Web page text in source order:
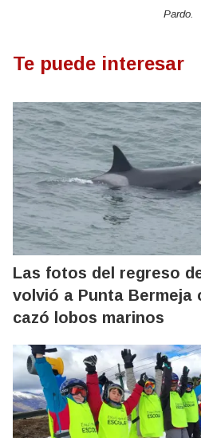
Pardo.
Te puede interesar
Las fotos del regreso
volvió a Punta Bermeja
cazó lobos marinos